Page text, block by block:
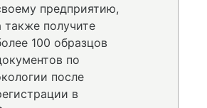
предприятию,
также получите
100 образцов
по
после
в